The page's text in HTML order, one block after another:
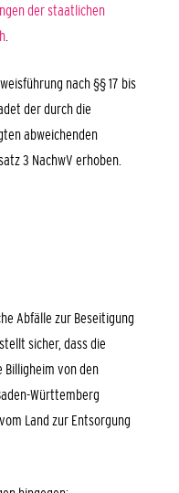
der staatlichen
nach §§ 17 bis
der durch die
abweichenden
3 NachwV erhoben.
Abfälle zur Beseitigung
sicher, dass die
Billigheim von den
Württemberg
Land zur Entsorgung